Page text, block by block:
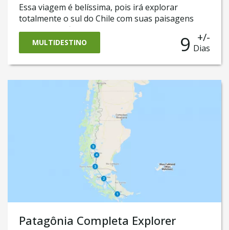
Essa viagem é belíssima, pois irá explorar
totalmente o sul do Chile com suas paisagens
cinematógraficas. Você viverá uma experiência
inesquecível em Torres del Paine, considerada a
oitava maravilha do mundo, além de conhecer
outros atrativos nas proximidades de Puerto
of conduct for Responsible Tourism
MULTIDESTINO 9 +/-
Dias
Patagônia Completa Explorer